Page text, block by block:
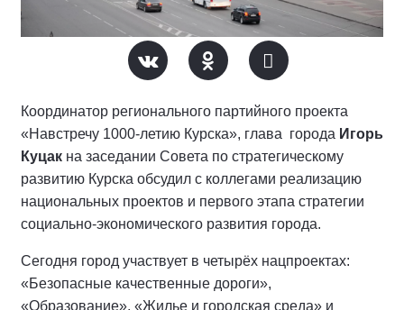
Координатор регионального партийного проекта
«Навстречу 1000-летию Курска», глава города Игорь
Куцак на заседании Совета по стратегическому
развитию Курска обсудил с коллегами реализацию
национальных проектов и первого этапа стратегии
социально-экономического развития города.
Сегодня город участвует в четырёх нацпроектах:
«Безопасные качественные дороги»,
«Образование», «Жилье и городская среда» и